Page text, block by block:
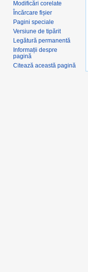
Modificări corelate
Încărcare fișier
Pagini speciale
Versiune de tipărit
Legătură permanentă
Informații despre
pagină
Citează această pagină